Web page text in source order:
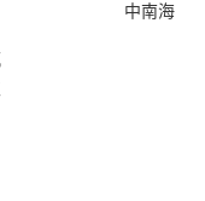
中南海